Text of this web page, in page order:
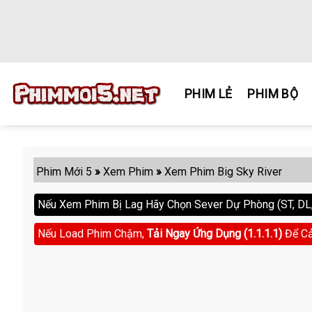
PHIM LẺ PHIM BỘ
Phim Mới 5 » Xem Phim » Xem Phim Big Sky River
Nếu Xem Phim Bị Lag Hãy Chọn Sever Dự Phòng (ST,
Nếu Load Phim Chậm, Tải Ngay Ứng Dụng (1.1.1.1) Để